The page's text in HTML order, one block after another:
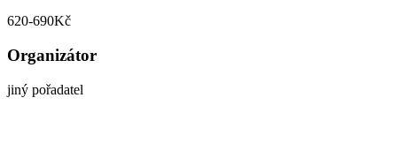
620-690Kč
Organizátor
jiný pořadatel